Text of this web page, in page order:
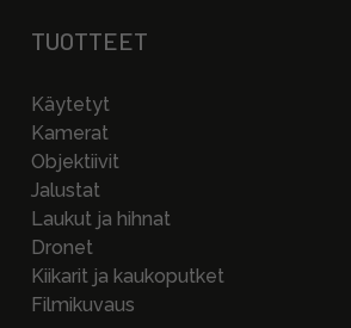
TUOTTEET
Käytetyt
Kamerat
Objektiivit
Jalustat
Laukut ja hihnat
Dronet
Kiikarit ja kaukoputket
Filmikuvaus